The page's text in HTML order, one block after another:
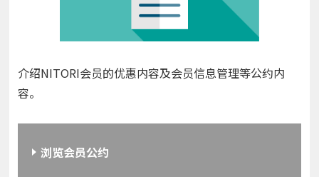
介绍NITORI会员的优惠内容及会员信息管理等公约内
容。
浏览会员公约